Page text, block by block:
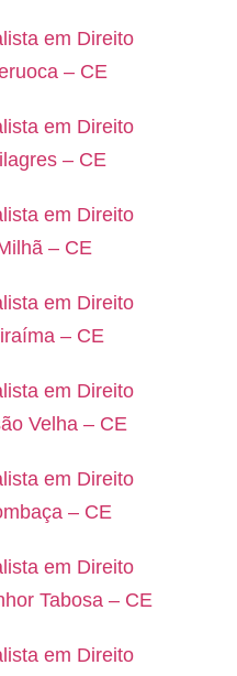
em Direito
– CE
em Direito
– CE
em Direito
– CE
em Direito
– CE
em Direito
Velha – CE
em Direito
– CE
em Direito
Tabosa – CE
em Direito